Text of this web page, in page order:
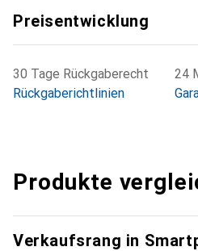
Preisentwicklung
30 Tage Rückgaberecht
Rückgaberichtlinien
24
Produkte
Verkaufsrang in